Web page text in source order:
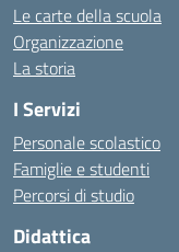
Le carte della scuola
Organizzazione
La storia
I Servizi
Personale scolastico
Famiglie e studenti
Percorsi di studio
Didattica